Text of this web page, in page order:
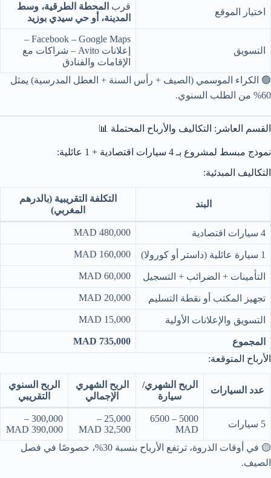
اختيار الموقع
قرب المحطة الطرقية، وسط
المدينة، أو حي سيدي بوزيد
التسويق
Facebook – Google Maps –
إعلانات Avito – شراكات مع
الإقامات والفنادق
🟢 الكراء الموسمي (الصيف + رأس السنة + العطل المدرسية) يمثل
60% من الطلب السنوي.
القسم العاشر: التكاليف والأرباح المحتملة 📊
نموذج مبسط لمشروع بـ 4 سيارات اقتصادية + 1 عائلية:
التكاليف المبدئية:
البند
التكلفة التقريبية (بالدرهم
المغربي)
4 سيارات اقتصادية 480,000 MAD
1 سيارة عائلية (داستر أو كورولا) 160,000 MAD
التأمينات + الضرائب + التسجيل 60,000 MAD
تجهيز المكتب أو نقطة التسليم 20,000 MAD
التسويق والإعلانات الأولية 15,000 MAD
المجموع
735,000 MAD
الأرباح المتوقعة:
عدد السيارات
الربح الشهري/
سيارة
الربح الشهري
الإجمالي
الربح السنوي
التقريبي
5 سيارات
5000 – 6500
MAD
25,000 –
32,500 MAD
300,000 –
390,000 MAD
🟡 في أوقات الذروة، ترتفع الأرباح بنسبة 30%، خصوصًا في فصل
الصيف.